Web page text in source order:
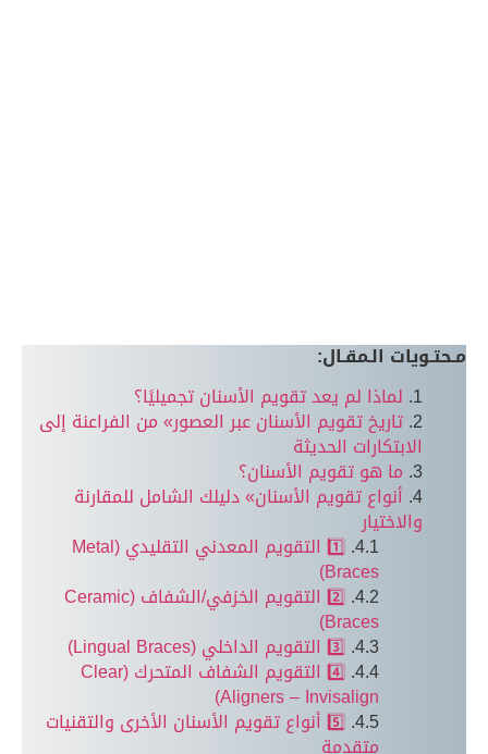
الـمقـال:
لماذا لم يعد تقويم الأسنان تجميليًا؟
تاريخ تقويم الأسنان عبر العصور» من الفراعنة إلى
الحديثة
ما هو تقويم الأسنان؟
أنواع تقويم الأسنان» دليلك الشامل للمقارنة
1️⃣ التقويم المعدني التقليدي (Metal
2️⃣ التقويم الخزفي/الشفاف (Ceramic
4️⃣ التقويم الشفاف المتحرك (Clear
Aligners – Invisalign)
5️⃣ أنواع تقويم الأسنان الأخرى والتقنيات